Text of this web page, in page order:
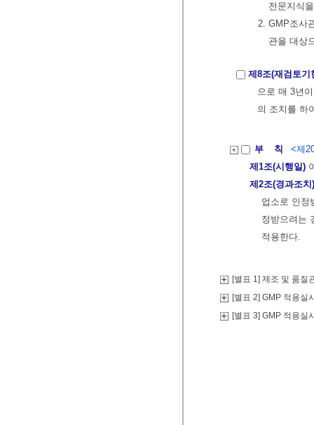
전문지식
2. GMP조사
관을 대상
제8조(재검토기
으로 매 3년
의 조치를 하
부 칙
<제
제1조(시행일)
제2조(경과조치)
업소로 인정
정받으려는
적용한다.
[별표 1] 제조 및 품질
[별표 2] GMP 적용실
[별표 3] GMP 적용실